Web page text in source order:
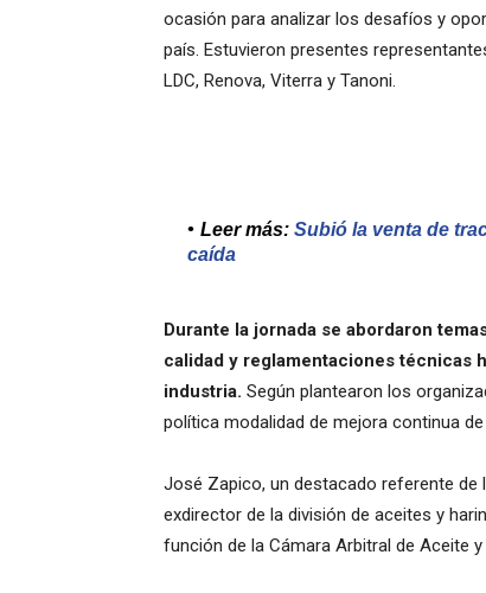
ocasión para analizar los desafíos y
país. Estuvieron presentes
LDC, Renova, Viterra y Tanoni.
Leer más: Subió la venta de
caída
Durante la jornada se abordaron
calidad y reglamentaciones técnicas
industria. Según plantearon los
política modalidad de mejora continua
José Zapico, un destacado referente
exdirector de la división de aceites y
función de la Cámara Arbitral de Aceite